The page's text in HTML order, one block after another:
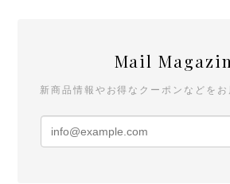
Mail
新商品情報やお得なクーポンなどをお